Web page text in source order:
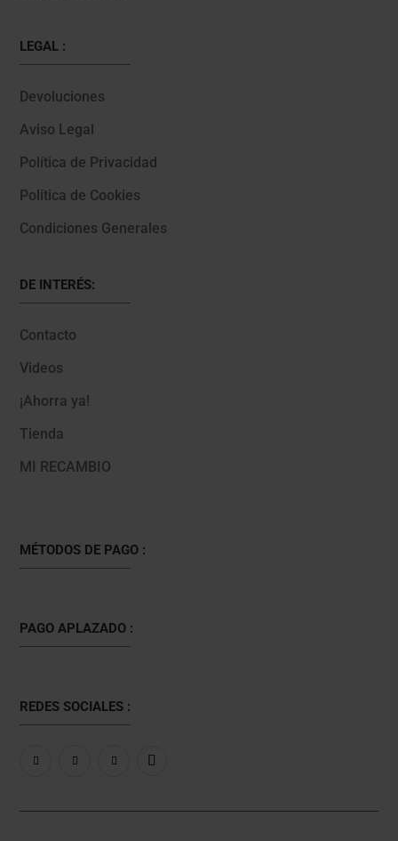
LEGAL :
Devoluciones
Aviso Legal
Política de Privacidad
Política de Cookies
Condiciones Generales
DE INTERÉS:
Contacto
Videos
¡Ahorra ya!
Tienda
MI RECAMBIO
MÉTODOS DE PAGO :
PAGO APLAZADO :
REDES SOCIALES :